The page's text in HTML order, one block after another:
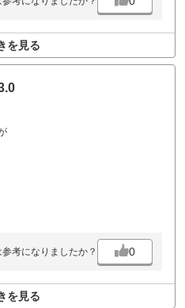
を見る
足でした
考になりましたか？ 0
を見る